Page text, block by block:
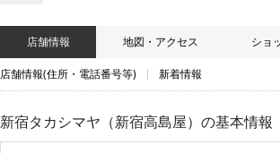
店舗情報 地図・アクセス ショ
店舗情報(住所・電話番号等) 新着情報
新宿タカシマヤ（新宿高島屋） の基本情報